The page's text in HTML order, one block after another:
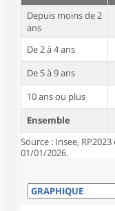
Depuis moins de 2
ans
De 2 à 4 ans
De 5 à 9 ans
10 ans ou plus
Ensemble
Source : Insee,
01/01/2026.